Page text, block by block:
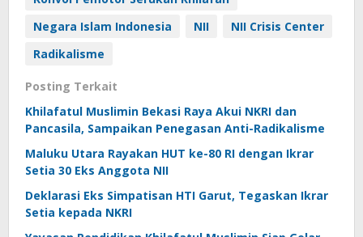
Negara Islam Indonesia
NII
NII Crisis Center
Radikalisme
Posting Terkait
Khilafatul Muslimin Bekasi Raya Akui NKRI dan
Pancasila, Sampaikan Penegasan Anti-Radikalisme
Maluku Utara Rayakan HUT ke-80 RI dengan Ikrar
Setia 30 Eks Anggota NII
Deklarasi Eks Simpatisan HTI Garut, Tegaskan Ikrar
Setia kepada NKRI